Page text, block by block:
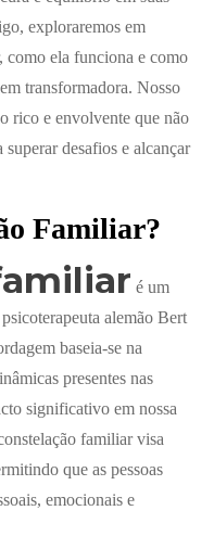
exploraremos em
como ela funciona e como
transformadora. Nosso
rico e envolvente que não
desafios e alcançar
Familiar?
é um
alemão Bert
baseia-se na
presentes nas
significativo em nossa
familiar visa
que as pessoas
emocionais e